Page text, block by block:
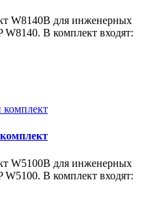
W8140B для инженерных
В комплект входят:
W5100B для инженерных
В комплект входят: